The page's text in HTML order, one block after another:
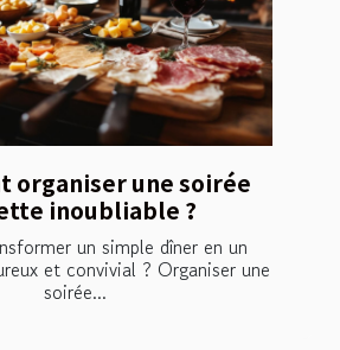
organiser une soirée
inoubliable ?
un simple dîner en un
et convivial ? Organiser une
soirée...